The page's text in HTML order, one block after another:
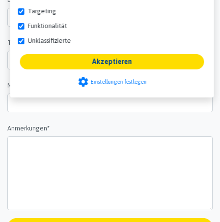
Telefonnummer
Menge*
Anmerkungen*
Funktionalität
Unklassifizierte
settings Einstellungen festlegen